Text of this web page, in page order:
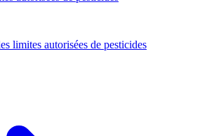
limites autorisées de pesticides